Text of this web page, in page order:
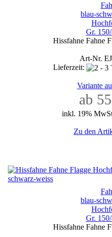
blau-
Gr.
Hissfahne Fahne
Art-Nr.
Lieferzeit:
Variante
ab
inkl. 19%
Zu den
blau-
Gr.
Hissfahne Fahne